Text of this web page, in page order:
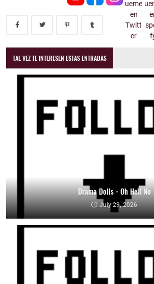
TAL VEZ TE INTERESEN ESTAS ENTRADAS
Drama Dolls - Oh Hell No
July 29, 2026